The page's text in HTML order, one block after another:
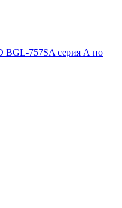
BGL-757SA серия А по